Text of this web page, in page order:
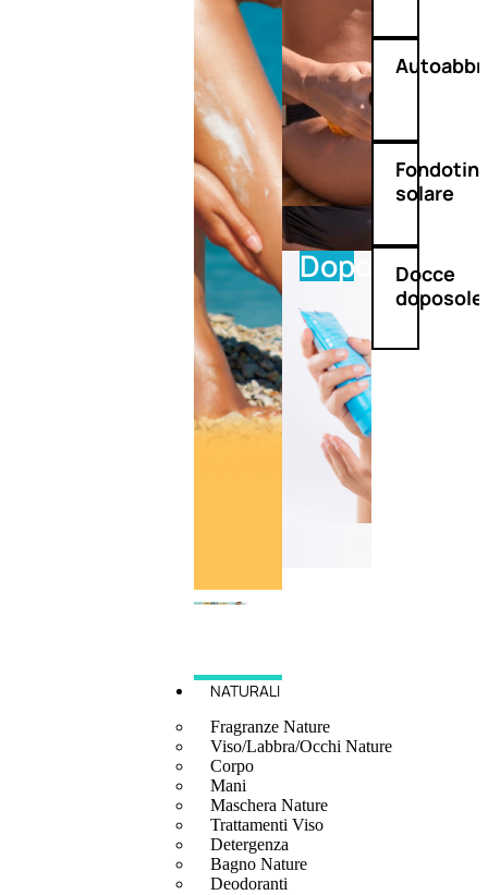
Doposole
solare
Docce
doposole
NATURALI
Fragranze Nature
Viso/Labbra/Occhi Nature
Corpo
Mani
Maschera Nature
Trattamenti Viso
Detergenza
Bagno Nature
Deodoranti